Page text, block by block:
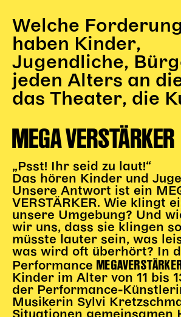
Newsletter für pädagogische
DIGITALE BÜHNE
Gl!tch4
Wem gehört die Bühne?
Über Uns
Unser Blog
Team
Künstler*innen 2025/26
Bühnen + Studios
Leitlinien
Kulturpatenschaft
Partner*innen
20 Jahre Dschungel Wien
Welche
haben Kinder,
Jugendliche,
jeden Alters an
das Theater, die
MEGA VERSTÄRKER
„Psst! Ihr seid zu laut!“
Das hören Kinder und
Unsere Antwort ist ein
VERSTÄRKER. Wie klingt
unsere Umgebung? Und
wir uns, dass sie klingen
müsste lauter sein, was
was wird oft überhört? In
Performance
Kinder im Alter von 11 bis
der Performance-
Musikerin Sylvi
Situationen gemeinsamen